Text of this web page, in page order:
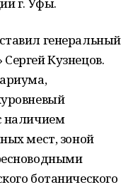
генеральный
Кузнецов.
наличием
мест, зоной
ботанического